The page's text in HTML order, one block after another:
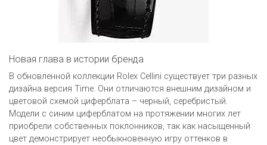
Новая глава в истории бренда
В обновленной коллекции Rolex Cellini существует три разных
дизайна версия Time. Они отличаются внешним дизайном и
цветовой схемой циферблата – черный, серебристый.
Модели с синим циферблатом на протяжении многих лет
приобрели собственных поклонников, так как насыщенный
цвет демонстрирует необыкновенную игру оттенков в